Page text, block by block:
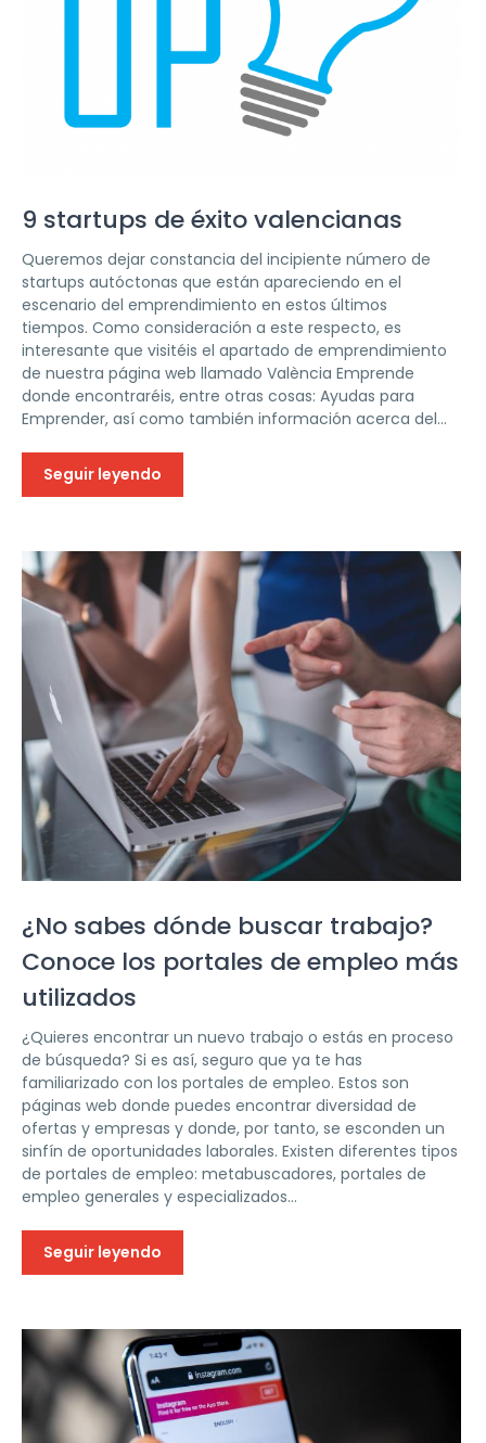
9 startups de éxito valencianas
Queremos dejar constancia del incipiente número de
startups autóctonas que están apareciendo en el
escenario del emprendimiento en estos últimos
tiempos. Como consideración a este respecto, es
interesante que visitéis el apartado de emprendimiento
de nuestra página web llamado València Emprende
donde encontraréis, entre otras cosas: Ayudas para
Emprender, así como también información acerca del...
Seguir leyendo
¿No sabes dónde buscar trabajo?
Conoce los portales de empleo más
utilizados
¿Quieres encontrar un nuevo trabajo o estás en proceso
de búsqueda? Si es así, seguro que ya te has
familiarizado con los portales de empleo. Estos son
páginas web donde puedes encontrar diversidad de
ofertas y empresas y donde, por tanto, se esconden un
sinfín de oportunidades laborales. Existen diferentes tipos
de portales de empleo: metabuscadores, portales de
empleo generales y especializados...
Seguir leyendo